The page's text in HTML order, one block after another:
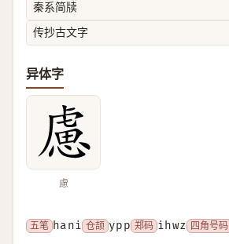
秦系简牍
传抄古文字
异体字
慮
五笔 hani 仓颉 ypp 郑码 ihwz 四角号码